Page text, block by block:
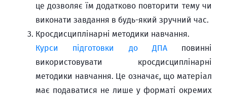
це дозволяє їм додатково повторити тему чи
виконати завдання в будь-який зручний час.
Кросдисциплінарні методики навчання.
Курси підготовки до ДПАповинні
використовувати кросдисциплінарні
методики навчання. Це означає, що матеріал
має подаватися не лише у форматі окремих